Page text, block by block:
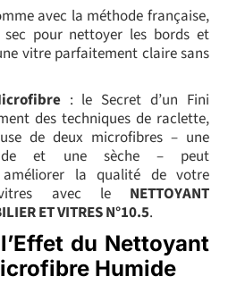
avec la méthode française,
pour nettoyer les bords et
vitre parfaitement claire sans
: le Secret d’un Fini
des techniques de raclette,
de deux microfibres – une
et une sèche – peut
améliorer la qualité de votre
avec le NETTOYANT
ET VITRES N°10.5.
du Nettoyant
Humide